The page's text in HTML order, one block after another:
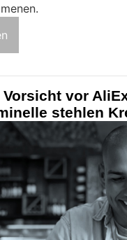
vor
stehlen